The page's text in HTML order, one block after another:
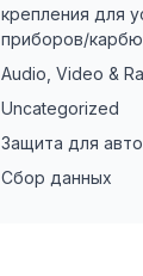
крепления для
приборов/
Audio, Video &
Uncategorized
Защита для
Сбор данных